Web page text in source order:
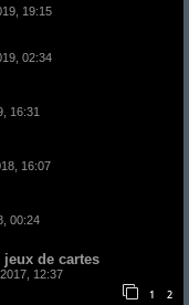
19:15
02:34
16:31
16:07
00:24
jeux de cartes
12:37
1 2